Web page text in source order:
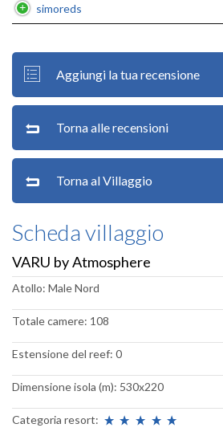
Aggiungi la tua recensione
Torna alle recensioni
Torna al Villaggio
Scheda villaggio
VARU by Atmosphere
Atollo: Male Nord
Totale camere: 108
Estensione del reef: 0
Dimensione isola (m): 530x220
Categoria resort:
simoreds